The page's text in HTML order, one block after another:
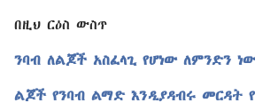
በዚህ ርዕስ ውስጥ
ንባብ ለልጆች አስፈላጊ የሆነው ለምንድን
ልጆች የንባብ ልማድ እንዲያዳብሩ መርዳት